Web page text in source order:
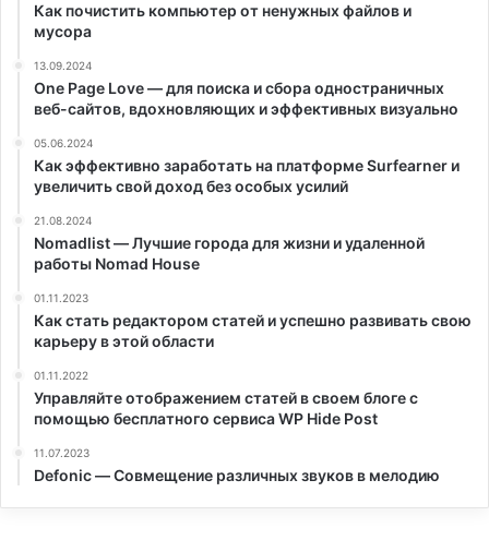
Как почистить компьютер от ненужных файлов и
мусора
13.09.2024
One Page Love — для поиска и сбора одностраничных
веб-сайтов, вдохновляющих и эффективных визуально
05.06.2024
Как эффективно заработать на платформе Surfearner и
увеличить свой доход без особых усилий
21.08.2024
Nomadlist — Лучшие города для жизни и удаленной
работы Nomad House
01.11.2023
Как стать редактором статей и успешно развивать свою
карьеру в этой области
01.11.2022
Управляйте отображением статей в своем блоге с
помощью бесплатного сервиса WP Hide Post
11.07.2023
Defonic — Совмещение различных звуков в мелодию